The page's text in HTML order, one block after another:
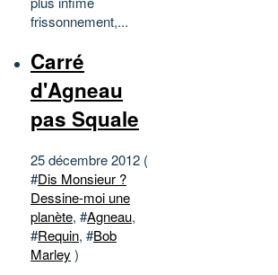
frissonnement,...
Carré
d'Agneau
pas Squale
25 décembre 2012 (
#Dis Monsieur ?
Dessine-moi une
planète, #Agneau,
#Requin, #Bob
Marley )